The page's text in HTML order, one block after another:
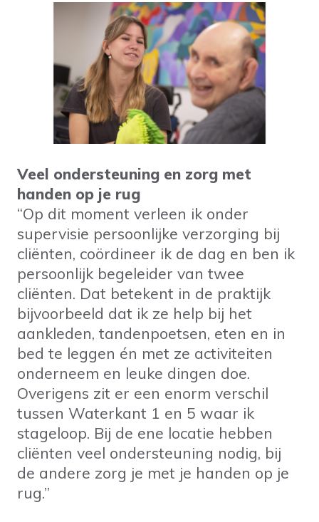
Veel ondersteuning en zorg met
handen op je rug
“Op dit moment verleen ik onder
supervisie persoonlijke verzorging bij
cliënten, coördineer ik de dag en ben ik
persoonlijk begeleider van twee
cliënten. Dat betekent in de praktijk
bijvoorbeeld dat ik ze help bij het
aankleden, tandenpoetsen, eten en in
bed te leggen én met ze activiteiten
onderneem en leuke dingen doe.
Overigens zit er een enorm verschil
tussen Waterkant 1 en 5 waar ik
stageloop. Bij de ene locatie hebben
cliënten veel ondersteuning nodig, bij
de andere zorg je met je handen op je
rug.”